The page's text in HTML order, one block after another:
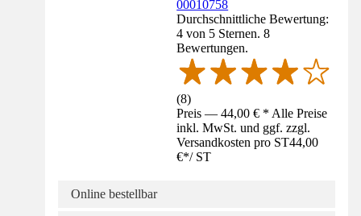
00010758
Durchschnittliche Bewertung:
4 von 5 Sternen. 8
Bewertungen.
(8)
Preis — 44,00 € * Alle Preise
inkl. MwSt. und ggf. zzgl.
Versandkosten pro ST44,00
€*/ ST
Online bestellbar